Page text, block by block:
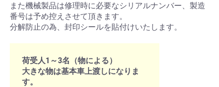
また機械製品は修理時に必要なシリアルナンバー、製造
番号は予め控えさせて頂きます。
分解防止の為、封印シールを貼付けいたします。
荷受人1～3名（物による）
大きな物は基本車上渡しになりま
す。